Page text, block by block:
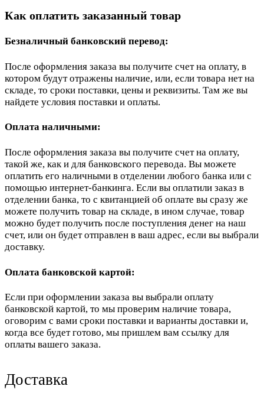
Как оплатить заказанный товар
Безналичный банковский перевод:
После оформления заказа вы получите счет на оплату, в
котором будут отражены наличие, или, если товара нет на
складе, то сроки поставки, цены и реквизиты. Там же вы
найдете условия поставки и оплаты.
Оплата наличными:
После оформления заказа вы получите счет на оплату,
такой же, как и для банковского перевода. Вы можете
оплатить его наличными в отделении любого банка или с
помощью интернет-банкинга. Если вы оплатили заказ в
отделении банка, то с квитанцией об оплате вы сразу же
можете получить товар на складе, в ином случае, товар
можно будет получить после поступления денег на наш
счет, или он будет отправлен в ваш адрес, если вы выбрали
доставку.
Оплата банковской картой:
Если при оформлении заказа вы выбрали оплату
банковской картой, то мы проверим наличие товара,
оговорим с вами сроки поставки и варианты доставки и,
когда все будет готово, мы пришлем вам ссылку для
оплаты вашего заказа.
Доставка